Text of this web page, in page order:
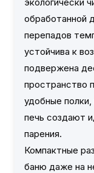
обработанной
перепадов
устойчива к
подвержена
пространство
удобные полки,
печь создают
парения.
Компактные
баню даже на